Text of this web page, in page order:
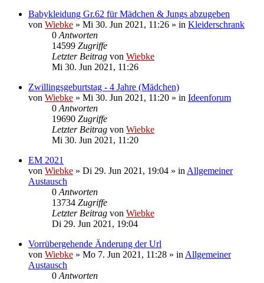
Babykleidung Gr.62 für Mädchen & Jungs abzugeben
von Wiebke » Mi 30. Jun 2021, 11:26 » in Kleiderschrank
0Antworten
14599 Zugriffe
Letzter Beitrag von Wiebke
Mi 30. Jun 2021, 11:26
Zwillingsgeburtstag - 4 Jahre (Mädchen)
von Wiebke » Mi 30. Jun 2021, 11:20 » in Ideenforum
0Antworten
19690 Zugriffe
Letzter Beitrag von Wiebke
Mi 30. Jun 2021, 11:20
EM 2021
von Wiebke » Di 29. Jun 2021, 19:04 » inAllgemeiner
Austausch
0Antworten
13734 Zugriffe
Letzter Beitrag von Wiebke
Di 29. Jun 2021, 19:04
Vorrübergehende Änderung der Url
von Wiebke » Mo 7. Jun 2021, 11:28 » inAllgemeiner
Austausch
0Antworten